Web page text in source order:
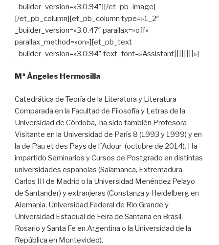
_builder_version=»3.0.94″][/et_pb_image]
[/et_pb_column][et_pb_column type=»1_2″
_builder_version=»3.0.47″ parallax=»off»
parallax_method=»on»][et_pb_text
_builder_version=»3.0.94″ text_font=»Assistant||||||||»]
Mª Ángeles Hermosilla
Catedrática de Teoría de la Literatura y Literatura
Comparada en la Facultad de Filosofía y Letras de la
Universidad de Córdoba, ha sido también Profesora
Visitante en la Universidad de París 8 (1993 y 1999) y en
la de Pau et des Pays de l´Adour (octubre de 2014). Ha
impartido Seminarios y Cursos de Postgrado en distintas
universidades españolas (Salamanca, Extremadura,
Carlos III de Madrid o la Universidad Menéndez Pelayo
de Santander) y extranjeras (Constanza y Heidelberg en
Alemania, Universidad Federal de Río Grande y
Universidad Estadual de Feira de Santana en Brasil,
Rosario y Santa Fe en Argentina o la Universidad de la
República en Montevideo).